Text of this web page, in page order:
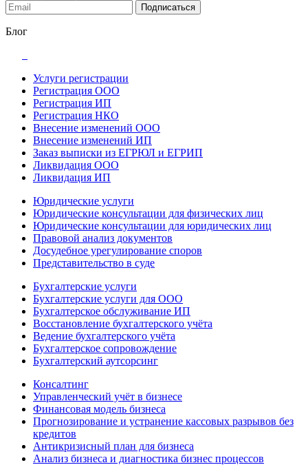
Подписаться
Блог
Услуги регистрации
Регистрация ООО
Регистрация ИП
Регистрация НКО
Внесение изменений ООО
Внесение изменений ИП
Заказ выписки из ЕГРЮЛ и ЕГРИП
Ликвидация ООО
Ликвидация ИП
Юридические услуги
Юридические консультации для физических лиц
Юридические консультации для юридических лиц
Правовой анализ документов
Досудебное урегулирование споров
Представительство в суде
Бухгалтерские услуги
Бухгалтерские услуги для ООО
Бухгалтерское обслуживание ИП
Восстановление бухгалтерского учёта
Ведение бухгалтерского учёта
Бухгалтерское сопровождение
Бухгалтерский аутсорсинг
Консалтинг
Управленческий учёт в бизнесе
Финансовая модель бизнеса
Прогнозирование и устранение кассовых разрывов без
кредитов
Антикризисный план для бизнеса
Анализ бизнеса и диагностика бизнес процессов